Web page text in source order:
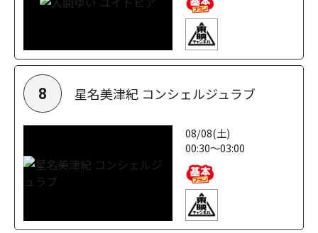
8 星名美津紀 コンシェルジュラブ
08/08(土)
00:30～03:00